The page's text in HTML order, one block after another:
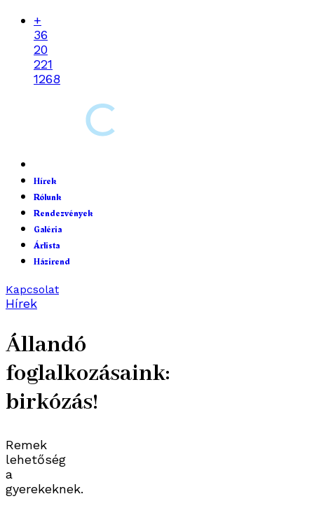
+
36
20
221
1268
Hírek
Rólunk
Rendezvények
Galéria
Árlista
Házirend
Kapcsolat
Hírek
Állandó
foglalkozásaink:
birkózás!
Remek
lehetőség
a
gyerekeknek.